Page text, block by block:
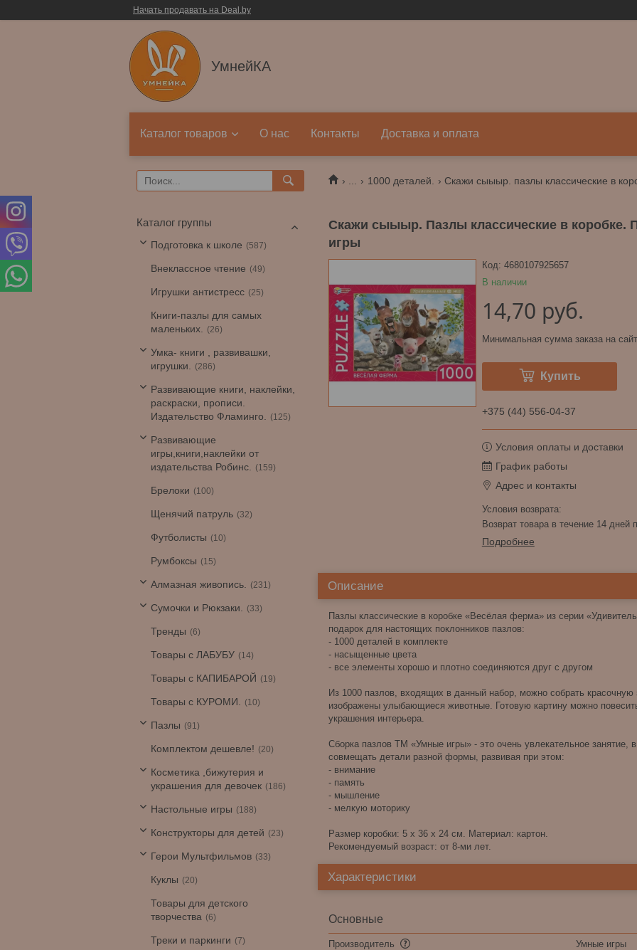
Начать продавать на Deal.by
УмнейКА
Каталог товаров О нас Контакты Доставка и оплата
1000 деталей. Скажи сыыыр. пазлы классические в
Скажи сыыыр. Пазлы классические в коробке.
игры
В наличии
Код: 4680107925657
14,70 руб.
Минимальная сумма заказа на
Купить
+375 (44) 556-04-37
Условия оплаты и доставки
График работы
Адрес и контакты
возврат товара в течение 14 дней
Подробнее
Описание
Пазлы классические в коробке «Весёлая ферма» из серии
подарок для настоящих поклонников пазлов:
- 1000 деталей в комплекте
- насыщенные цвета
- все элементы хорошо и плотно соединяются друг с другом
Из 1000 пазлов, входящих в данный набор, можно собрать красочную
изображены улыбающиеся животные. Готовую картину можно
украшения интерьера.
Сборка пазлов ТМ «Умные игры» - это очень увлекательное занятие,
совмещать детали разной формы, развивая при этом:
- внимание
- память
- мышление
- мелкую моторику
Размер коробки: 5 x 36 x 24 см. Материал: картон.
Рекомендуемый возраст: от 8-ми лет.
Характеристики
Основные
Производитель Умные игры
Каталог группы
Подготовка к школе 587
Внеклассное чтение 49
Игрушки антистресс 25
Книги-пазлы для самых
маленьких.
26
Умка- книги , развивашки,
игрушки.
286
Развивающие книги, наклейки,
раскраски, прописи.
Издательство Фламинго.
125
Развивающие
игры,книги,наклейки от
издательства Робинс.
159
Брелоки 100
Щенячий патруль 32
Футболисты 10
Румбоксы 15
Алмазная живопись. 231
Сумочки и Рюкзаки. 33
Тренды 6
Товары с ЛАБУБУ 14
Товары с КАПИБАРОЙ 19
Товары с КУРОМИ. 10
Пазлы 91
Комплектом дешевле! 20
Косметика ,бижутерия и
украшения для девочек
186
Настольные игры 188
Конструкторы для детей 23
Герои Мультфильмов 33
Куклы 20
Товары для детского
творчества
6
Треки и паркинги 7